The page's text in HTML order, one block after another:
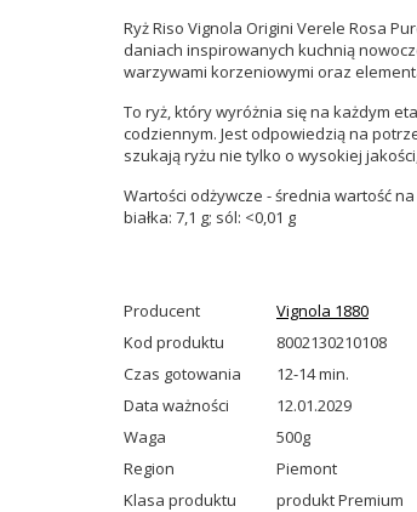
Ryż Riso Vignola Origini Verele Rosa
daniach inspirowanych kuchnią
warzywami korzeniowymi oraz
To ryż, który wyróżnia się na każdym
codziennym. Jest odpowiedzią na
szukają ryżu nie tylko o wysokiej
Wartości odżywcze - średnia wartość na
białka: 7,1 g; sól: <0,01 g
Producent
Vignola 1880
Kod produktu
8002130210108
Czas gotowania
12-14 min.
Data ważności
12.01.2029
Waga
500g
Region
Piemont
Klasa produktu
produkt Premium